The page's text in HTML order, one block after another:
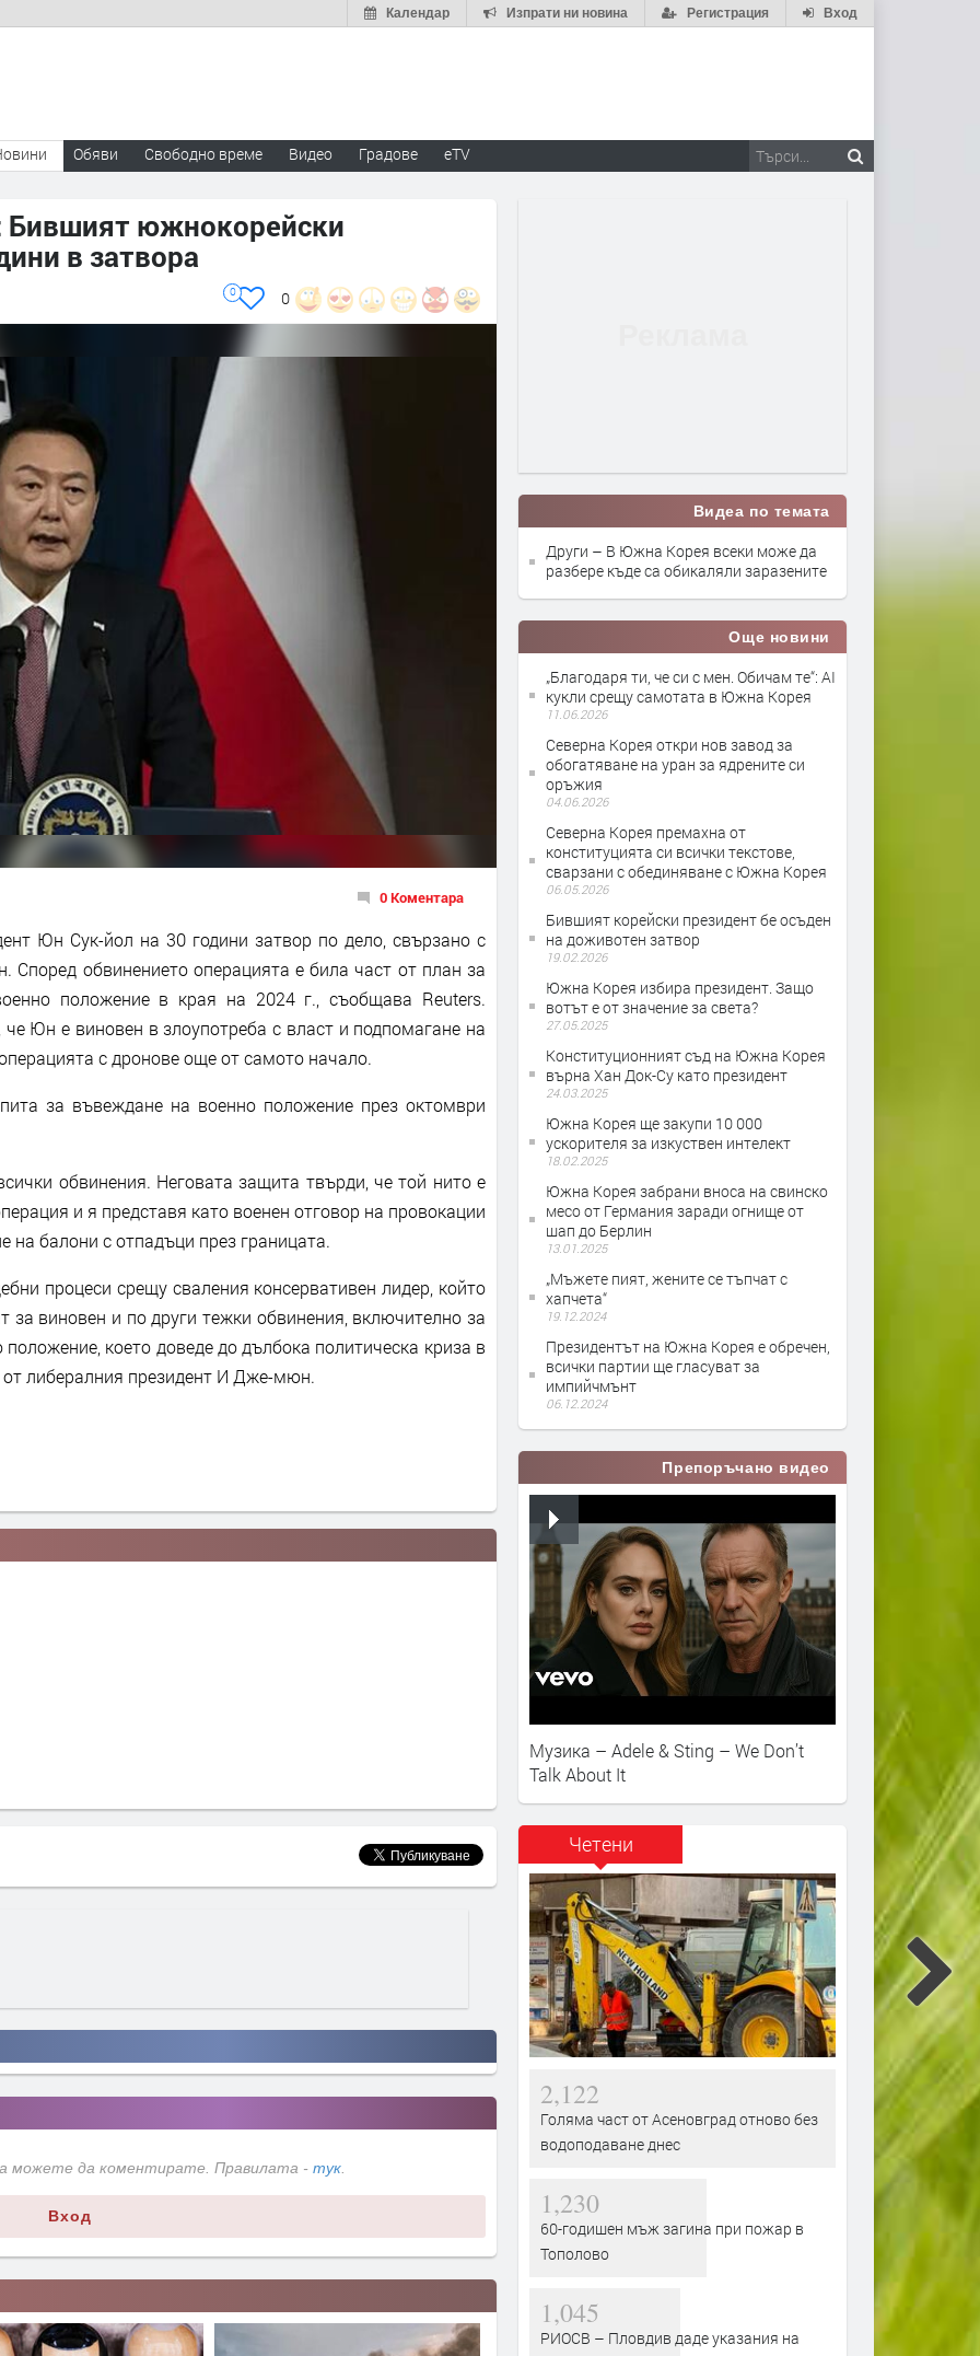
Вход
Регистрация
Изпрати ни новина
Календар
Обяви Свободно време Видео Градове eTV
Бившият южнокорейски
в затвора
0
0
0 Коментара
Юн Сук-йол на 30 години затвор по дело, свързано с
Според обвинението операцията е била част от план за
положение в края на 2024 г., съобщава Reuters.
Юн е виновен в злоупотреба с власт и подпомагане на
с дронове още от самото начало.
за въвеждане на военно положение през октомври
обвинения. Неговата защита твърди, че той нито е
и я представя като военен отговор на провокации
балони с отпадъци през границата.
процеси срещу сваления консервативен лидер, който
за виновен и по други тежки обвинения, включително за
което доведе до дълбока политическа криза в
от либералния президент И Дже-мюн.
можете да коментирате. Правилата - тук.
Вход
Видеа по темата
Други – В Южна Корея всеки може да
разбере къде са обикаляли заразените
Още новини
„Благодаря ти, че си с мен. Обичам те“: AI
кукли срещу самотата в Южна Корея
11.06.2026
Северна Корея откри нов завод за
обогатяване на уран за ядрените си
оръжия
04.06.2026
Северна Корея премахна от
конституцията си всички текстове,
сварзани с обединяване с Южна Корея
06.05.2026
Бившият корейски президент бе осъден
на доживотен затвор
19.02.2026
Южна Корея избира президент. Защо
вотът е от значение за света?
27.05.2025
Конституционният съд на Южна Корея
върна Хан Док-Су като президент
24.03.2025
Южна Корея ще закупи 10 000
ускорителя за изкуствен интелект
18.02.2025
Южна Корея забрани вноса на свинско
месо от Германия заради огнище от
шап до Берлин
13.01.2025
„Мъжете пият, жените се тъпчат с
хапчета“
19.12.2024
Президентът на Южна Корея е обречен,
всички партии ще гласуват за
импийчмънт
06.12.2024
Препоръчано видео
Музика – Adele & Sting – We Don’t
Talk About It
Четени
2,122
Голяма част от Асеновград отново без
водоподаване днес
1,230
60-годишен мъж загина при пожар в
Тополово
1,045
РИОСВ – Пловдив даде указания на